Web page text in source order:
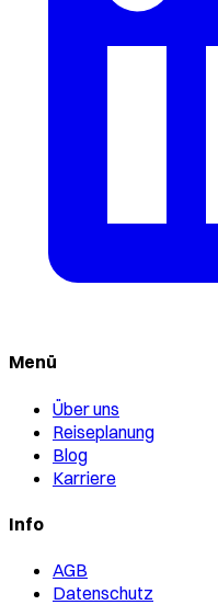
Menü
Über uns
Reiseplanung
Blog
Karriere
Info
AGB
Datenschutz